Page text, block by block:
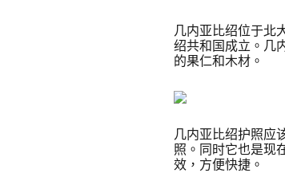
几内亚比绍位于北
绍共和国成立。几
的果仁和木材。
几内亚比绍护照应
照。同时它也是现
效，方便快捷。